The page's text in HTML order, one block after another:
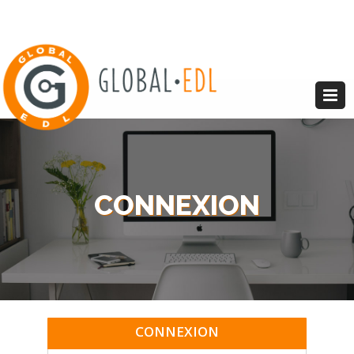
CONNEXION
CONNEXION